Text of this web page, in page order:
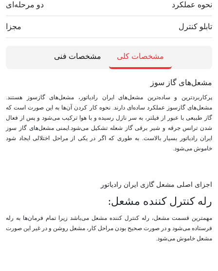
نحوه عملکرد دو مرحله‌ای
تابلو کنترل مجزا
مشخصات کلی مشخصات فنی
مشعل‌های گاز سوز
پرکاربردترین و ساده‌ترین مشعل‌های ایران رادیاتور، مشعل‌های گازسوز هستند.
مشعل‌های گازسوز عملکرد ساده‌ای دارند. نحوه کار کردن آن‌ها به این صورت است که
گاز طبیعی با عبور از فیلتر، به سر نازل رسیده و با هوا ترکیب می‌شود و پس از فعال
شدن ترانس جرقه و شیر برقی گاز شعله تشکیل می‌شود.ایمنی مشعل‌های گاز سوز
ایران رادیاتور بسیار بالاست. به طوری که اگر در یکی از مراحل اختلالی ایجاد شود
خاموش می‌شود.
اجزای اصلی مشعل گازی ایران رادیاتور
رله کنترل کننده مشعل:
مهمترین قسمت مشعل، رله کنترل کننده مشعل می‌باشد زیرا تمام فرمان‌ها به رله
فرستاده می‌شود و در صورت صحیح بودن مراحل کار، مشعل روشن و در غیر این صورت
مشعل خاموش می‌شود.